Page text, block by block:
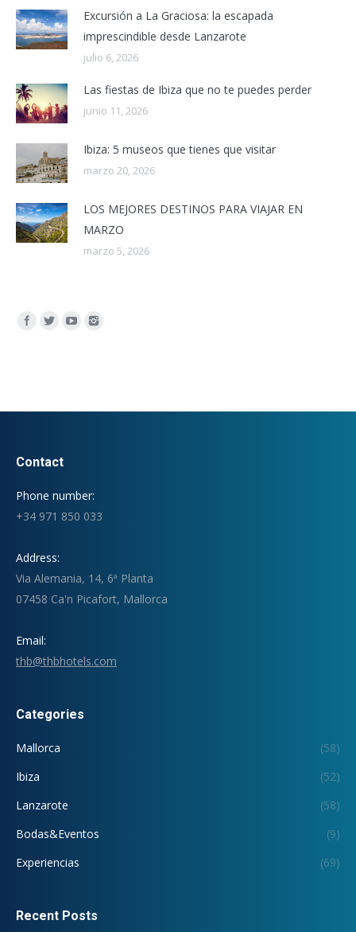
Excursión a La Graciosa: la escapada
imprescindible desde Lanzarote
julio 6, 2026
Las fiestas de Ibiza que no te puedes perder
junio 11, 2026
Ibiza: 5 museos que tienes que visitar
marzo 20, 2026
LOS MEJORES DESTINOS PARA VIAJAR EN
MARZO
marzo 5, 2026
Encuéntranos en:
Contact
Phone number:
+34 971 850 033
Address:
Via Alemania, 14, 6ª Planta
07458 Ca'n Picafort, Mallorca
Email:
thb@thbhotels.com
Categories
Mallorca
(58)
Ibiza
(52)
Lanzarote
(58)
Bodas&Eventos
(9)
Experiencias
(69)
Recent Posts